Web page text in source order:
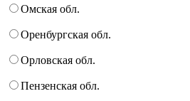
Омская обл.
Оренбургская обл.
Орловская обл.
Пензенская обл.